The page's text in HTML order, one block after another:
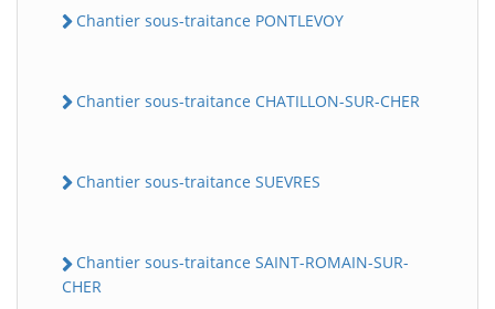
Chantier sous-traitance PONTLEVOY
Chantier sous-traitance CHATILLON-SUR-CHER
Chantier sous-traitance SUEVRES
Chantier sous-traitance SAINT-ROMAIN-SUR-
CHER